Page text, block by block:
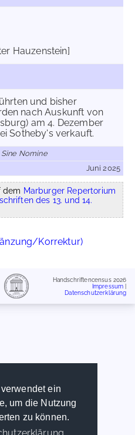
ein
um die Nutzung
zu können.
Hauzenstein]
und bisher
nach Auskunft von
am 4. Dezember
Sotheby's verkauft.
Nomine
Juni 2025
dem Marburger Repertorium
des 13. und 14.
Korrektur)
Handschriftencensus 2026
Impressum
Datenschutzerklärung